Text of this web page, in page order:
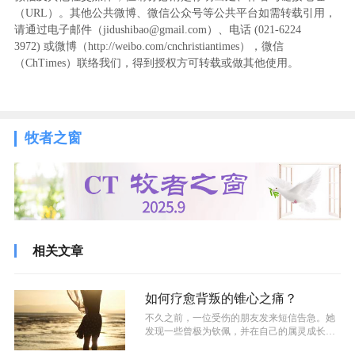
（URL）。其他公共微博、微信公众号等公共平台如需转载引用，
请通过电子邮件（jidushibao@gmail.com）、电话 (021-6224
3972) ‬或微博（http://weibo.com/cnchristiantimes），微信
（ChTimes）联络我们，得到授权方可转载或做其他使用。
牧者之窗
相关文章
如何疗愈背叛的锥心之痛？
不久之前，一位受伤的朋友发来短信告急。她
发现一些曾极为钦佩，并在自己的属灵成长中